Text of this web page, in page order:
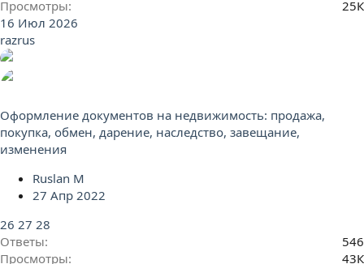
Просмотры
25К
16 Июл 2026
razrus
Оформление документов на недвижимость: продажа,
покупка, обмен, дарение, наследство, завещание,
изменения
Ruslan M
27 Апр 2022
26 27 28
Ответы
546
Просмотры
43К